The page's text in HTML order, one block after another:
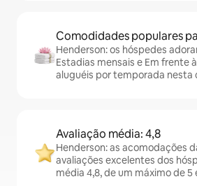
Comodidades populares
Henderson: os hóspedes
Estadias mensais e Em frente
aluguéis por temporada nesta
Avaliação média: 4,8
Henderson: as acomodações
avaliações excelentes dos
média 4,8, de um máximo de 5